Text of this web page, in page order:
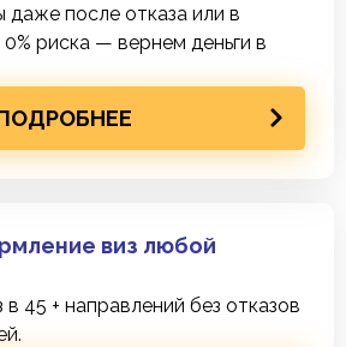
после отказа или в
риска — вернем деньги в
виз любой
45 + направлений без отказов